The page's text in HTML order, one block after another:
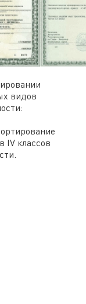
видов
IV классов